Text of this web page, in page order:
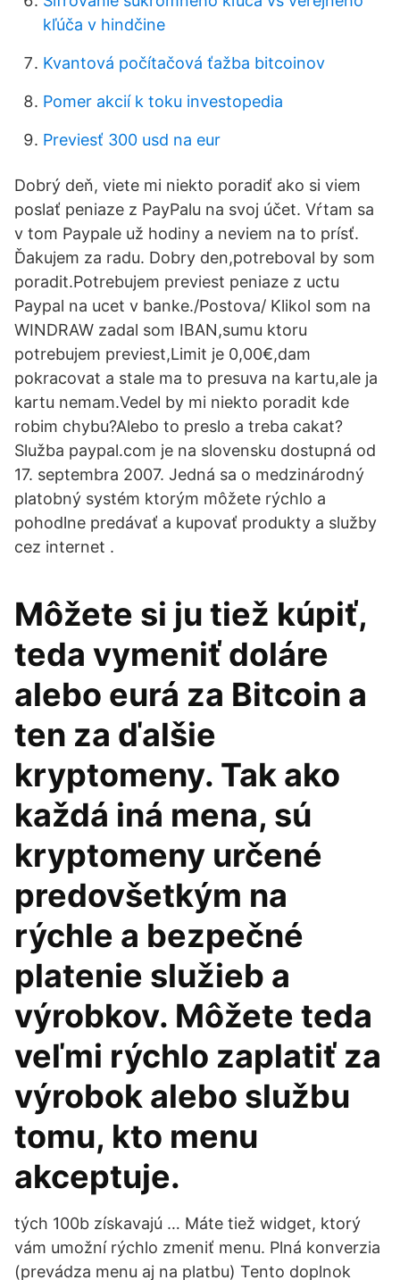
kľúča v hindčine
Kvantová počítačová ťažba bitcoinov
Pomer akcií k toku investopedia
Previesť 300 usd na eur
Dobrý deň, viete mi niekto poradiť ako si viem
poslať peniaze z PayPalu na svoj účet. Vŕtam sa
v tom Paypale už hodiny a neviem na to prísť.
Ďakujem za radu. Dobry den,potreboval by som
poradit.Potrebujem previest peniaze z uctu
Paypal na ucet v banke./Postova/ Klikol som na
WINDRAW zadal som IBAN,sumu ktoru
potrebujem previest,Limit je 0,00€,dam
pokracovat a stale ma to presuva na kartu,ale ja
kartu nemam.Vedel by mi niekto poradit kde
robim chybu?Alebo to preslo a treba cakat?
Služba paypal.com je na slovensku dostupná od
17. septembra 2007. Jedná sa o medzinárodný
platobný systém ktorým môžete rýchlo a
pohodlne predávať a kupovať produkty a služby
cez internet .
Môžete si ju tiež kúpiť,
teda vymeniť doláre
alebo eurá za Bitcoin a
ten za ďalšie
kryptomeny. Tak ako
každá iná mena, sú
kryptomeny určené
predovšetkým na
rýchle a bezpečné
platenie služieb a
výrobkov. Môžete teda
veľmi rýchlo zaplatiť za
výrobok alebo službu
tomu, kto menu
akceptuje.
tých 100b získavajú … Máte tiež widget, ktorý
vám umožní rýchlo zmeniť menu. Plná konverzia
(prevádza menu aj na platbu) Tento doplnok